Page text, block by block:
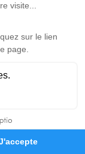
est
hommage